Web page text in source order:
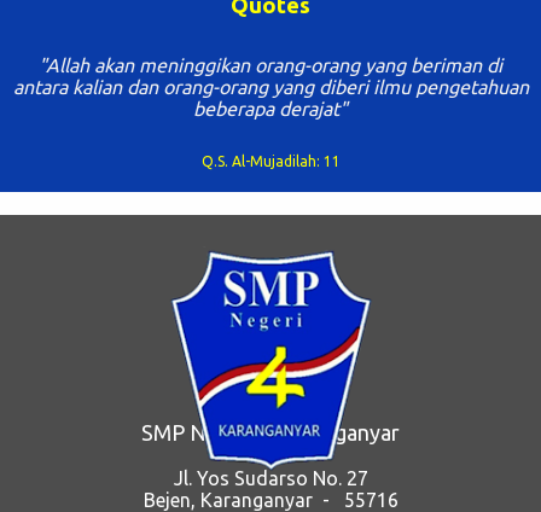
Tujuan pembelajaran Aktivitas pembelajaran Asesmen yang
dilaksanakan Kriteria Ketercapaian Tujuan Pembelajaran
diturunkan dari indikator asesmen suatu tujuan pembelajaran ,
pembelajaran. Kriteria Ketercapaian Tujuan Pembelajaran
pendidik dapat memperbaiki pros...
Quotes
"Allah akan meninggikan orang-orang yang beriman di
antara kalian dan orang-orang yang diberi ilmu pengetahuan
beberapa derajat"
Q.S. Al-Mujadilah: 11
SMP Negeri 4 Karanganyar
Jl. Yos Sudarso No. 27
Bejen, Karanganyar - 55716